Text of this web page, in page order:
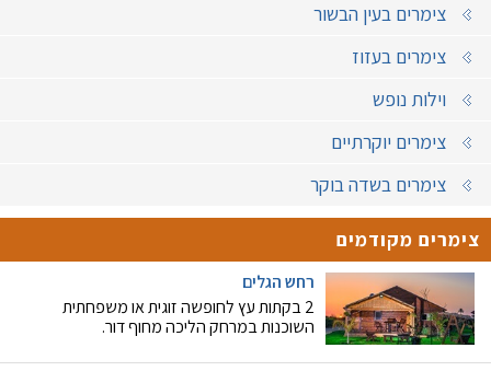
צימרים בעין הבשור
צימרים בעזוז
וילות נופש
צימרים יוקרתיים
צימרים בשדה בוקר
צימרים מקודמים
רחש הגלים
2 בקתות עץ לחופשה זוגית או משפחתית
השוכנות במרחק הליכה מחוף דור.